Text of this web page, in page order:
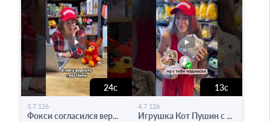
24с
3.7.126
Фокси согласился вер...
13с
4.7.126
Игрушка Кот Пушин с ...